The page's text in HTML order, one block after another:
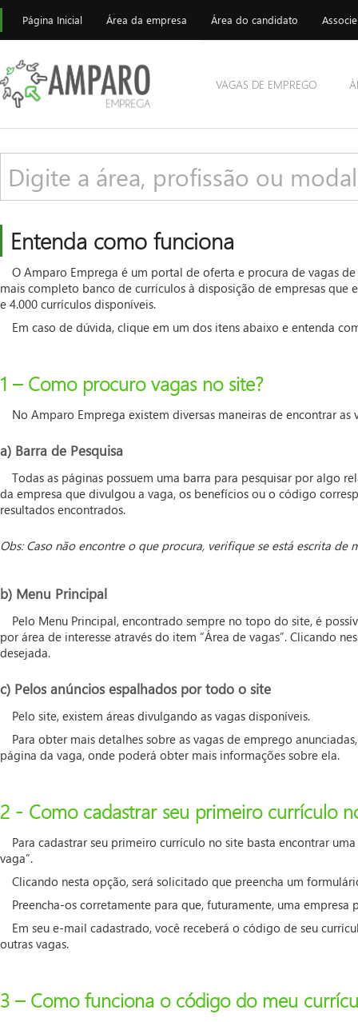
Página Inicial Área da empresa Área do candidato
VAGAS DE EMPREGO
Entenda como funciona
O Amparo Emprega é um portal de oferta e procura de vagas
mais completo banco de currículos à disposição de empresas que
e 4.000 currículos disponíveis.
Em caso de dúvida, clique em um dos itens abaixo e entenda
1 – Como procuro vagas no site?
No Amparo Emprega existem diversas maneiras de encontrar as
a) Barra de Pesquisa
Todas as páginas possuem uma barra para pesquisar por algo
da empresa que divulgou a vaga, os benefícios ou o código
resultados encontrados.
Obs: Caso não encontre o que procura, verifique se está escrita
b) Menu Principal
Pelo Menu Principal, encontrado sempre no topo do site, é
por área de interesse através do item “Área de vagas”. Clicando
desejada.
c) Pelos anúncios espalhados por todo o site
Pelo site, existem áreas divulgando as vagas disponíveis.
Para obter mais detalhes sobre as vagas de emprego
página da vaga, onde poderá obter mais informações sobre ela.
2 - Como cadastrar seu primeiro currículo
Para cadastrar seu primeiro currículo no site basta encontrar
vaga”.
Clicando nesta opção, será solicitado que preencha um
Preencha-os corretamente para que, futuramente, uma
Em seu e-mail cadastrado, você receberá o código de seu
outras vagas.
3 – Como funciona o código do meu